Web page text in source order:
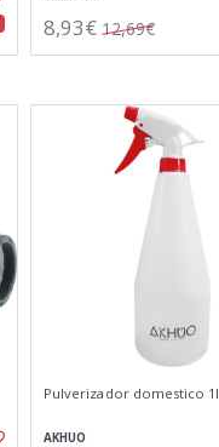
8,93€ 12,69€
Pulverizador domestico 1l
AKHUO